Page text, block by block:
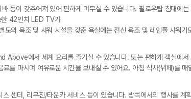
등이 갖추어져 있어 편하게 머무실 수 있습니다. 필로우탑 침대에
한 42인치 LED TV가
도의 욕조 및 샤워 시설을 갖춘 욕실에는 전신 욕조 및 레인폴 샤워기
Above에서 세계 요리를 즐기실 수 있습니다. 또는 편하게 객실에
료를 마시며 여유로운 시간을 보내실 수 있어요. 아침 식사(뷔페)를
센터, 리무진/타운카 서비스 등이 있습니다. 방콕에서의 행사를 계